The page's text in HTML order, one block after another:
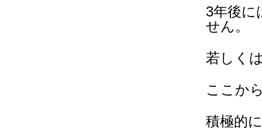
3年後に
せん。
若しく
ここか
積極的